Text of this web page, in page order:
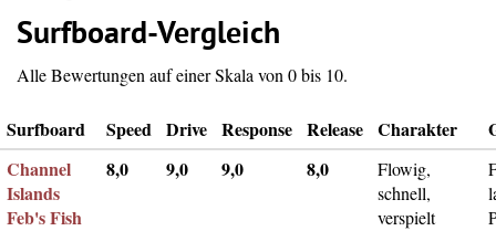
Surfboard-Vergleich
Alle Bewertungen auf einer Skala von 0 bis 10.
Surfboard Speed Drive Response Release Charakter
Channel
Islands
Feb's Fish
8,0 9,0 9,0 8,0
Flowig,
schnell,
verspielt